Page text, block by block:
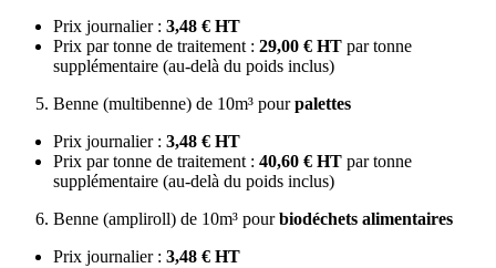
Prix journalier : 3,48 € HT
Prix par tonne de traitement : 29,00 € HT par tonne
supplémentaire (au-delà du poids inclus)
Benne (multibenne) de 10m³ pourpalettes
Prix journalier : 3,48 € HT
Prix par tonne de traitement : 40,60 € HT par tonne
supplémentaire (au-delà du poids inclus)
Benne (ampliroll) de 10m³ pourbiodéchets alimentaires
Prix journalier : 3,48 € HT